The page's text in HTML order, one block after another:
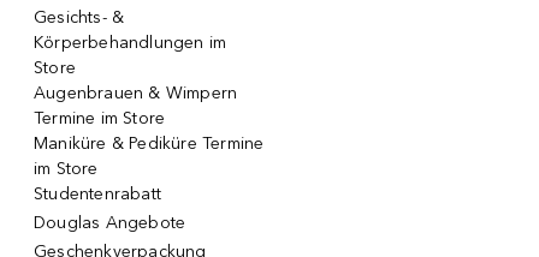
Gesichts- &
Körperbehandlungen im
Store
Augenbrauen & Wimpern
Termine im Store
Maniküre & Pediküre Termine
im Store
Studentenrabatt
Douglas Angebote
Geschenkverpackung